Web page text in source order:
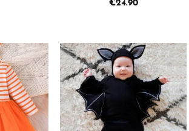
€24.90
Ajouter
à la
liste de
souhaits
Ajouter
à la
liste de
souhaits